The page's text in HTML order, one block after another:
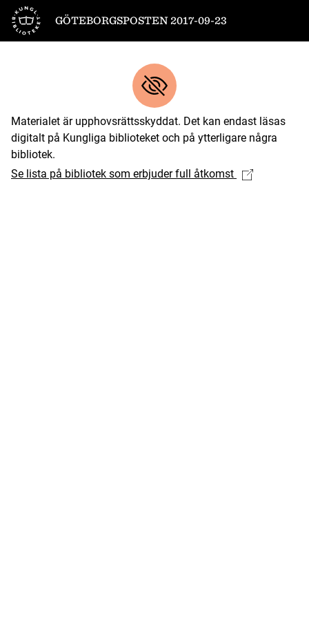
Till startsidan
GÖTEBORGSPOSTEN 2017-09-23
Materialet är upphovsrättsskyddat. Det kan endast läsas
digitalt på Kungliga biblioteket och på ytterligare några
bibliotek.
Se lista på bibliotek som erbjuder full åtkomst